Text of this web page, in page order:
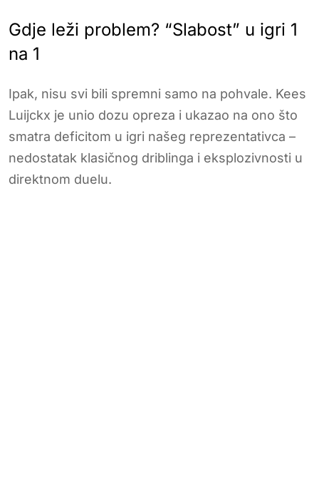
Gdje leži problem? “Slabost” u igri 1
na 1
Ipak, nisu svi bili spremni samo na pohvale. Kees
Luijckx je unio dozu opreza i ukazao na ono što
smatra deficitom u igri našeg reprezentativca –
nedostatak klasičnog driblinga i eksplozivnosti u
direktnom duelu.